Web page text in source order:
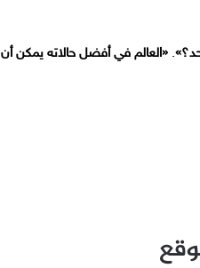
.
«العالم في أفضل حالاته يمكن أن